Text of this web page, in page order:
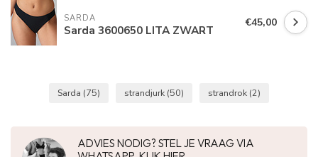
SARDA
Sarda 3600650 LITA ZWART €45,00
Sarda (75) strandjurk (50) strandrok (2)
ADVIES NODIG? STEL JE VRAAG VIA